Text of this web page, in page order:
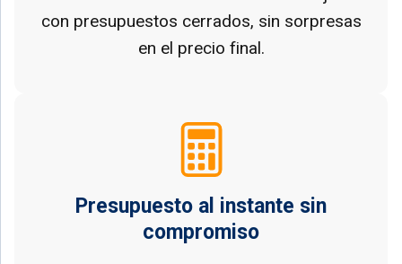
con presupuestos cerrados, sin sorpresas
en el precio final.
Presupuesto al instante sin
compromiso